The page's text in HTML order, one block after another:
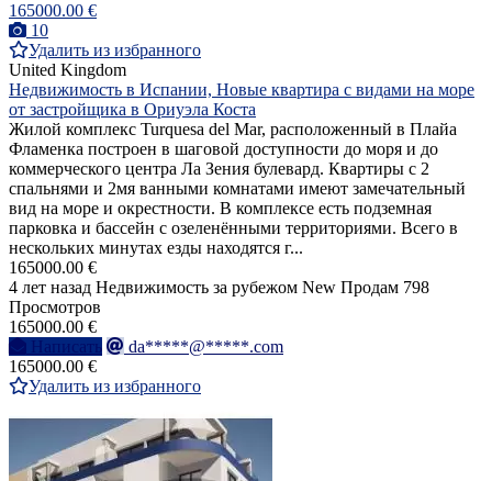
165000.00 €
10
Удалить из избранного
United Kingdom
Недвижимость в Испании, Новые квартира с видами на море
от застройщика в Ориуэла Коста
Жилой комплекс Turquesa del Mar, расположенный в Плайа
Фламенка построен в шаговой доступности до моря и до
коммерческого центра Ла Зения булевард. Квартиры с 2
спальнями и 2мя ванными комнатами имеют замечательный
вид на море и окрестности. В комплексе есть подземная
парковка и бассейн с озеленёнными территориями. Всего в
нескольких минутах езды находятся г...
165000.00 €
4 лет назад Недвижимость за рубежом New Продам 798
Просмотров
165000.00 €
Написать
da*****@*****.com
165000.00 €
Удалить из избранного